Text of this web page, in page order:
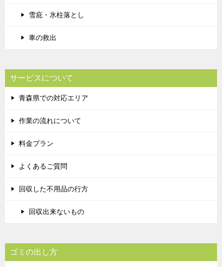
雪庇・氷柱落とし
車の救出
サービスについて
青森県での対応エリア
作業の流れについて
料金プラン
よくあるご質問
回収した不用品の行方
回収出来ないもの
ゴミの出し方